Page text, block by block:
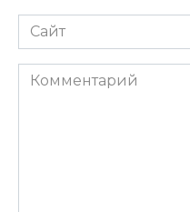
Сайт
Комментарий